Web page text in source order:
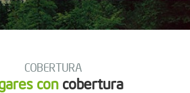
COBERTURA
con cobertura